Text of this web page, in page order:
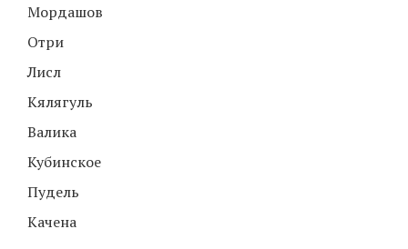
Мордашов
Отри
Лисл
Кялягуль
Валика
Кубинское
Пудель
Качена